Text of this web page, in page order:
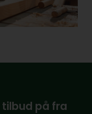
tilbud på fra